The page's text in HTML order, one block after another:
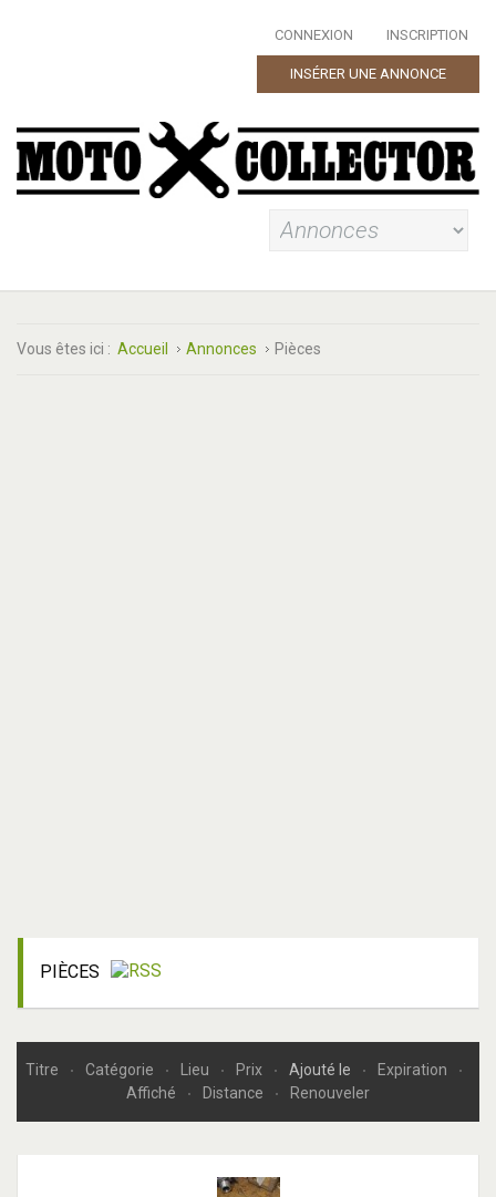
CONNEXION INSCRIPTION
INSÉRER UNE ANNONCE
Vous êtes ici : Accueil Annonces Pièces
PIÈCES
Titre Catégorie Lieu Prix Ajouté le
Expiration
Affiché
Distance Renouveler